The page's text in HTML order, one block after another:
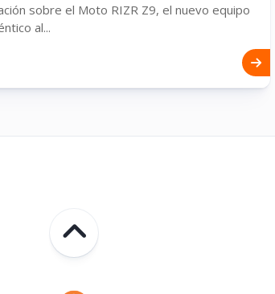
sobre el Moto RIZR Z9, el nuevo equipo
al...